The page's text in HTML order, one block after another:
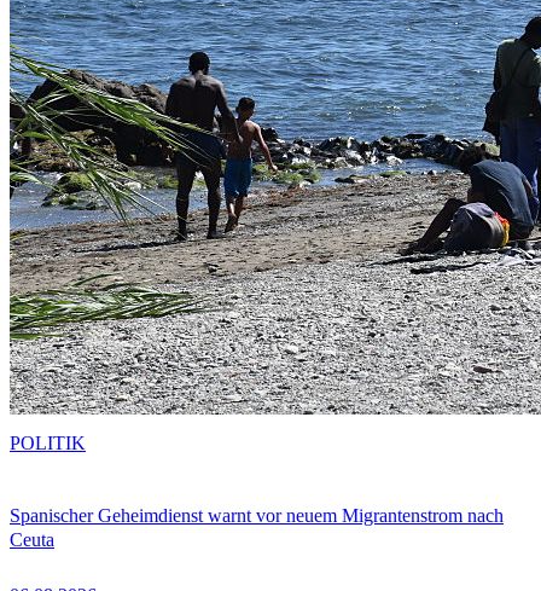
Spanischer Geheimdienst warnt vor neuem Migrantenstrom nach
Ceuta
POLITIK